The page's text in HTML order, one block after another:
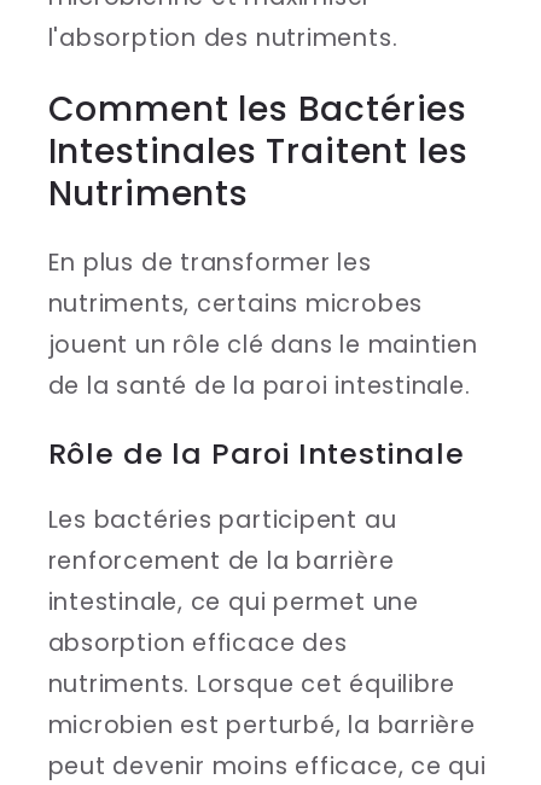
l'absorption des nutriments.
Comment les Bactéries
Intestinales Traitent les
Nutriments
En plus de transformer les
nutriments, certains microbes
jouent un rôle clé dans le maintien
de la santé de la paroi intestinale.
Rôle de la Paroi Intestinale
Les bactéries participent au
renforcement de la barrière
intestinale, ce qui permet une
absorption efficace des
nutriments. Lorsque cet équilibre
microbien est perturbé, la barrière
peut devenir moins efficace, ce qui